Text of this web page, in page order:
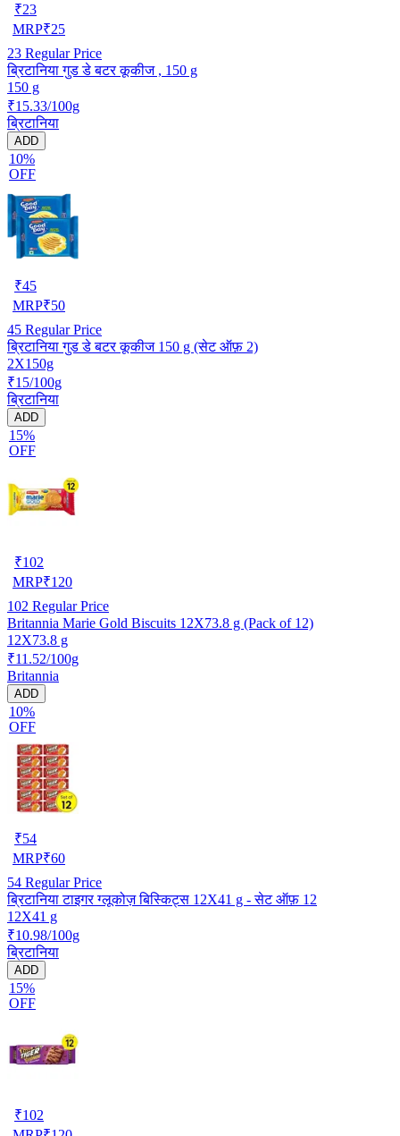
₹23
MRP₹25
23 Regular Price
ब्रिटानिया गुड डे बटर कूकीज , 150 g
150 g
₹15.33/100g
ब्रिटानिया
ADD
10%
OFF
₹45
MRP₹50
45 Regular Price
ब्रिटानिया गुड डे बटर कूकीज 150 g (सेट ऑफ़ 2)
2X150g
₹15/100g
ब्रिटानिया
ADD
15%
OFF
₹102
MRP₹120
102 Regular Price
Britannia Marie Gold Biscuits 12X73.8 g (Pack of 12)
12X73.8 g
₹11.52/100g
Britannia
ADD
10%
OFF
₹54
MRP₹60
54 Regular Price
ब्रिटानिया टाइगर ग्लूकोज़ बिस्किट्स 12X41 g - सेट ऑफ़ 12
12X41 g
₹10.98/100g
ब्रिटानिया
ADD
15%
OFF
₹102